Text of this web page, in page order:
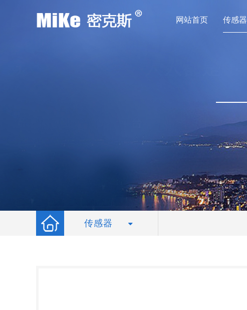
网站首页 传感器
传感器